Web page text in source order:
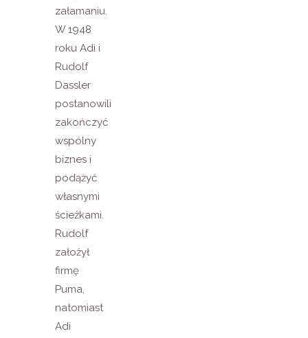
załamaniu.
W 1948
roku Adi i
Rudolf
Dassler
postanowili
zakończyć
wspólny
biznes i
podążyć
własnymi
ścieżkami.
Rudolf
założył
firmę
Puma,
natomiast
Adi